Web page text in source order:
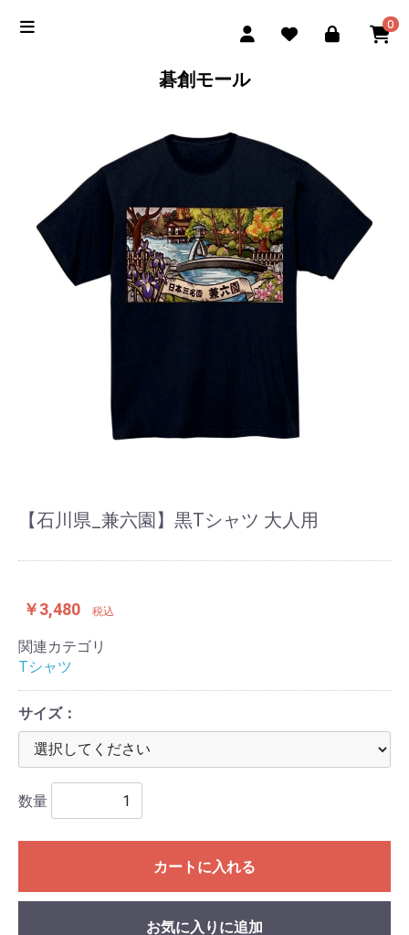
0
碁創モール
【石川県_兼六園】黒Tシャツ 大人用
￥3,480 税込
関連カテゴリ
Tシャツ
サイズ：
数量
カートに入れる
お気に入りに追加